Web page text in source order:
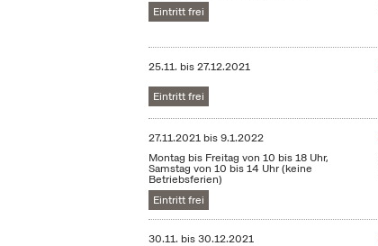
Eintritt frei
25.11. bis27.12.2021
Eintritt frei
27.11.2021 bis9.1.2022
Montag bis Freitag von 10 bis 18 Uhr,
Samstag von 10 bis 14 Uhr (keine
Betriebsferien)
Eintritt frei
30.11. bis30.12.2021